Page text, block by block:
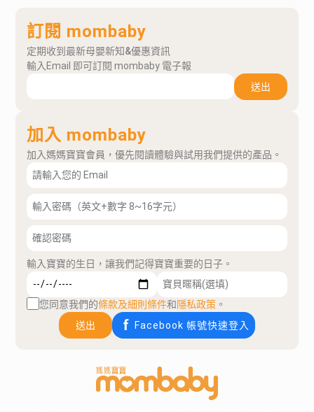
訂閱 mombaby
定期收到最新母嬰新知&優惠資訊
輸入Email 即可訂閱 mombaby 電子報
送出
加入 mombaby
加入媽媽寶寶會員，優先閱讀體驗與試用我們提供的產品。
輸入寶寶的生日，讓我們記得寶寶重要的日子。
您同意我們的條款及細則條件和隱私政策 。
送出
Facebook 帳號快速登入